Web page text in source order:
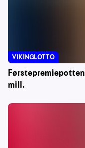
mill.
VIKINGLOTTO